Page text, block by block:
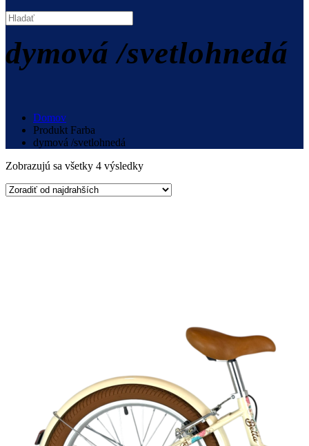
dymová /svetlohnedá
Domov
Produkt Farba
dymová /svetlohnedá
Zobrazujú sa všetky 4 výsledky